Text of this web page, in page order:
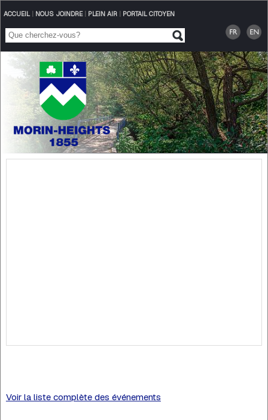
ACCUEIL| NOUS JOINDRE| PLEIN AIR| PORTAIL CITOYEN
Voir la liste complète des événements